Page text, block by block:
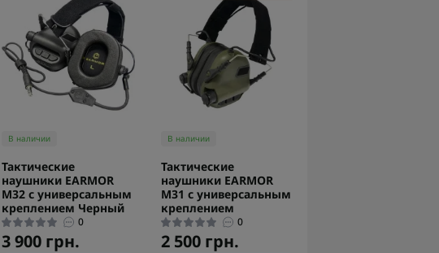
В наличии
Тактические
наушники EARMOR
M32 с универсальным
креплением Черный
0
3 900 грн.
В наличии
Тактические
наушники EARMOR
M31 с универсальным
креплением
0
2 500 грн.